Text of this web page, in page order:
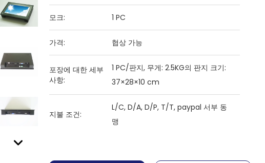
모크: 1 PC
가격: 협상 가능
포장에 대한 세부
사항:
1 PC/판지, 무게: 2.5KG의 판지 크기:
37×28×10 cm
지불 조건:
L/C, D/A, D/P, T/T, paypal 서부 동
맹